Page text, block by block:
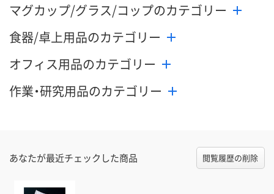
マグカップ/グラス/コップのカテゴリー
食器/卓上用品のカテゴリー
オフィス用品のカテゴリー
作業・研究用品のカテゴリー
あなたが最近チェックした商品 閲覧履歴の削除